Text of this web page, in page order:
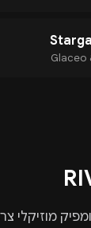
Glaceo